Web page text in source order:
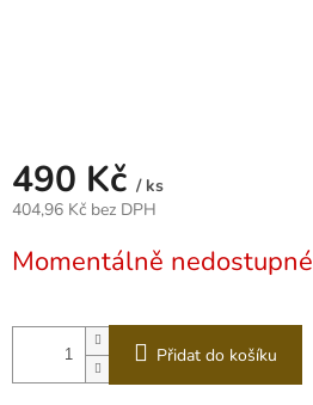
490 Kč / ks
404,96 Kč bez DPH
cena:
Momentálně nedostupné
Přidat do košíku